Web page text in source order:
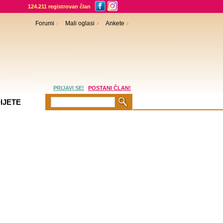
124.211 registrovan član
Forumi Mali oglasi Ankete
PRIJAVI SE! POSTANI ČLAN!